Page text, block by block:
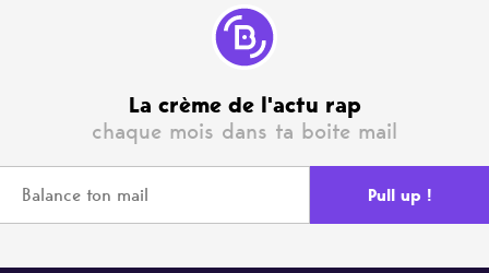
La crème de l'actu rap
chaque mois dans ta boite mail